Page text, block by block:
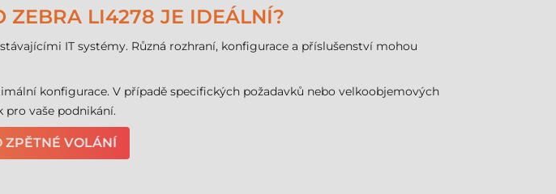
ZEBRA LI4278 JE IDEÁLNÍ?
IT systémy. Různá rozhraní, konfigurace a příslušenství mohou
konfigurace. V případě specifických požadavků nebo velkoobjemových
vaše podnikání.
ZPĚTNÉ VOLÁNÍ